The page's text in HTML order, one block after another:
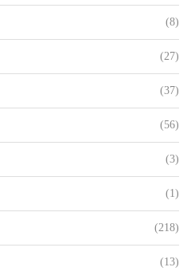
(8)
(27)
(37)
(56)
(3)
(1)
(218)
(13)